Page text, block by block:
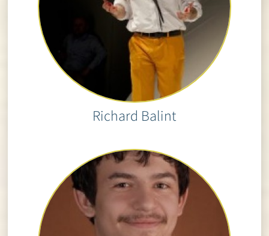
Richard Balint